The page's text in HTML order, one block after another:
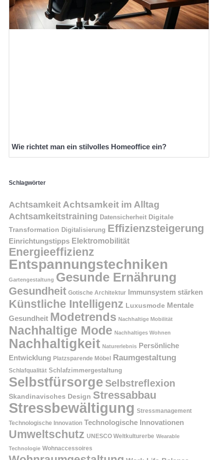
Wie richtet man ein stilvolles Homeoffice ein?
Schlagwörter
Achtsamkeit Achtsamkeit im Alltag
Achtsamkeitstraining Datensicherheit Digitale
Transformation Digitalisierung Effizienzsteigerung
Einrichtungstipps Elektromobilität
Energieeffizienz
Entspannungstechniken
Gartengestaltung Gesunde Ernährung
Gesundheit Gotische Architektur Immunsystem stärken
Künstliche Intelligenz Luxusmode Mentale
Gesundheit Modetrends Nachhaltige Mobilität
Nachhaltige Mode Nachhaltiges Wohnen
Nachhaltigkeit Naturerlebnis Persönliche
Entwicklung Platzsparende Möbel Raumgestaltung
Schlafqualität Schlafzimmergestaltung
Selbstfürsorge Selbstreflexion
Skandinavisches Design Stressabbau
Stressbewältigung Stressmanagement
Technologische Innovation Technologische Innovationen
Umweltschutz UNESCO Weltkulturerbe Wearable
Technologie Wohnaccessoires